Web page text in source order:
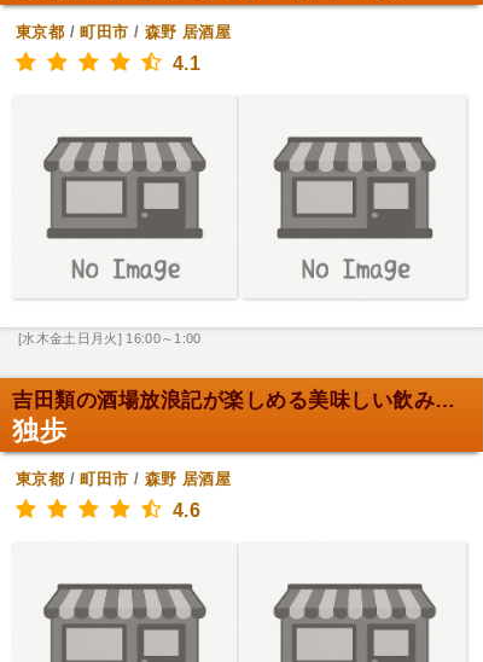
東京都 /町田市 / 森野 居酒屋
4.1
[水木金土日月火] 16:00～1:00
吉田類の酒場放浪記が楽しめる美味しい飲み屋。
独歩
東京都 /町田市 / 森野 居酒屋
4.6